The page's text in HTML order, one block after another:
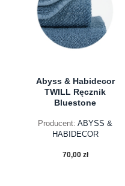
Abyss & Habidecor
TWILL Ręcznik
Bluestone
Producent: ABYSS &
HABIDECOR
70,00 zł